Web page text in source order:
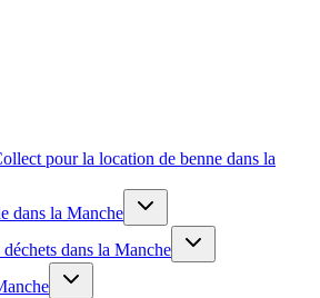
pour la location de benne dans la
dans la Manche
dans la Manche